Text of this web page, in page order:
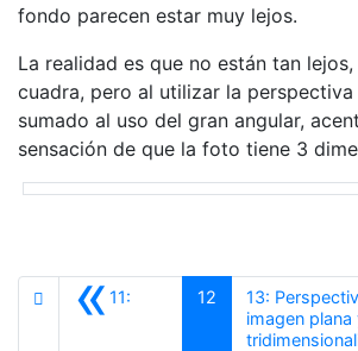
fondo parecen estar muy lejos.
La realidad es que no están tan lejos,
cuadra, pero al utilizar la perspectiva
sumado al uso del gran angular,
sensación de que la foto tiene 3
«11: 12
13:
imagen plana